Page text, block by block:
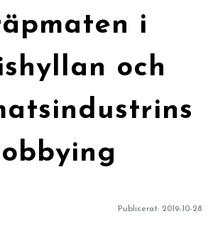
i
och
Publicerat: 2019-10-28